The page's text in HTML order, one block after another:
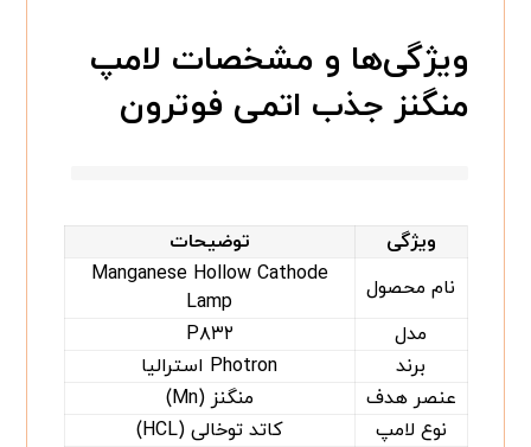
ویژگی‌ها و مشخصات لامپ
منگنز جذب اتمی فوترون
ویژگی
توضیحات
نام محصول
Manganese Hollow Cathode
Lamp
مدل
P۸۳۲
برند
Photron استرالیا
عنصر هدف
منگنز (Mn)
نوع لامپ
کاتد توخالی (HCL)